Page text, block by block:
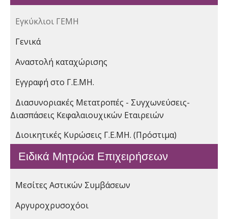
Εγκύκλιοι ΓΕΜΗ
Γενικά
Αναστολή καταχώρισης
Εγγραφή στο Γ.Ε.ΜΗ.
Διασυνοριακές Μετατροπές - Συγχωνεύσεις-
Διασπάσεις Κεφαλαιουχικών Εταιρειών
Διοικητικές Κυρώσεις Γ.Ε.ΜΗ. (Πρόστιμα)
Ειδικά Μητρώα Επιχειρήσεων
Μεσίτες Αστικών Συμβάσεων
Αργυροχρυσοχόοι